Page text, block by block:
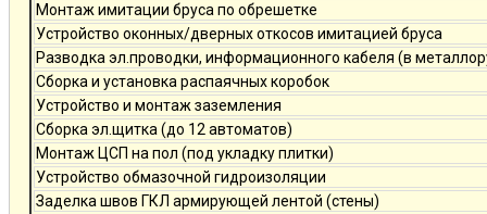
Монтаж имитации бруса по обрешетке
Устройство оконных/дверных откосов имитацией бруса
Разводка эл.проводки, информационного кабеля (в
Сборка и установка распаячных коробок
Устройство и монтаж заземления
Сборка эл.щитка (до 12 автоматов)
Монтаж ЦСП на пол (под укладку плитки)
Устройство обмазочной гидроизоляции
Заделка швов ГКЛ армирующей лентой (стены)